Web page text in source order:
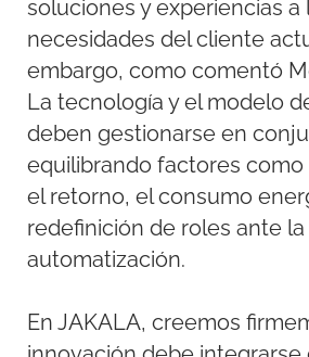
soluciones y experiencias a
necesidades del cliente
embargo, como comentó
La tecnología y el modelo
deben gestionarse en
equilibrando factores como
el retorno, el consumo
redefinición de roles ante la
automatización.
En JAKALA, creemos